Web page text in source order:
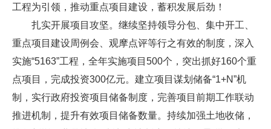
工程为引领，推动重点项目建设，蓄积发展后劲！
扎实开展项目攻坚。继续坚持领导分包、集中开工、
重点项目建设周例会、观摩点评等行之有效的制度，深入
实施“5163”工程，全年实施项目500个，突出抓好160个重
点项目，完成投资300亿元。建立项目谋划储备“1+N”机
制，实行政府投资项目储备制度，完善项目前期工作联动
推进机制，提升有效项目储备数量。持续加强土地收储，